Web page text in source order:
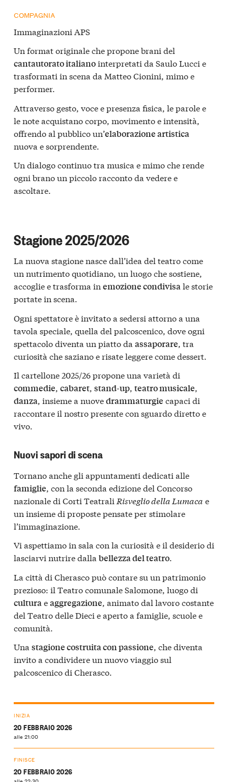
COMPAGNIA
Immaginazioni APS
Un format originale che propone brani del
cantautorato italianointerpretati da Saulo Lucci e
trasformati in scena da Matteo Cionini, mimo e
performer.
Attraverso gesto, voce e presenza fisica, le parole e
le note acquistano corpo, movimento e intensità,
offrendo al pubblico un’elaborazione artistica
nuova e sorprendente.
Un dialogo continuo tra musica e mimo che rende
ogni brano un piccolo racconto da vedere e
ascoltare.
Stagione 2025/2026
La nuova stagione nasce dall’idea del teatro come
un nutrimento quotidiano, un luogo che sostiene,
accoglie e trasforma in emozione condivisale storie
portate in scena.
Ogni spettatore è invitato a sedersi attorno a una
tavola speciale, quella del palcoscenico, dove ogni
spettacolo diventa un piatto da assaporare, tra
curiosità che saziano e risate leggere come dessert.
Il cartellone 2025/26 propone una varietà di
commedie, cabaret, stand-up, teatro musicale,
danza, insieme a nuovedrammaturgie capaci di
raccontare il nostro presente con sguardo diretto e
vivo.
Nuovi sapori di scena
Tornano anche gli appuntamenti dedicati alle
famiglie , con la seconda edizione del Concorso
nazionale di Corti Teatrali Risveglio della Lumaca e
un insieme di proposte pensate per stimolare
l’immaginazione.
Vi aspettiamo in sala con la curiosità e il desiderio di
lasciarvi nutrire dalla bellezza del teatro.
La città di Cherasco può contare su un patrimonio
prezioso: il Teatro comunale Salomone, luogo di
culturaeaggregazione, animato dal lavoro costante
del Teatro delle Dieci e aperto a famiglie, scuole e
comunità.
Una stagione costruita con passione, che diventa
invito a condividere un nuovo viaggio sul
palcoscenico di Cherasco.
INIZIA
20 FEBBRAIO 2026
alle 21:00
FINISCE
20 FEBBRAIO 2026